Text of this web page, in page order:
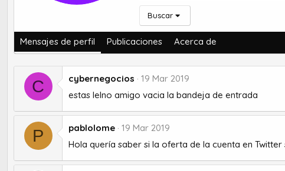
Buscar
Mensajes de perfil Publicaciones Acerca de
C cybernegocios
19 Mar 2019
estas lelno amigo vacia la bandeja de entrada
P pablolome 19 Mar 2019
Hola quería saber si la oferta de la cuenta en Twitter